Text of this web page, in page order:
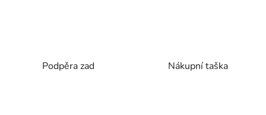
Podpěra zad Nákupní taška